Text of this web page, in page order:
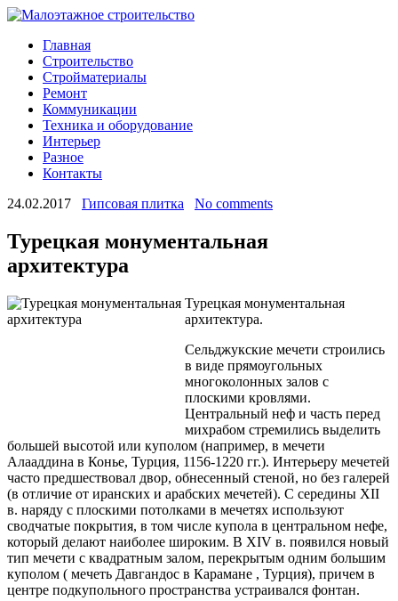
Главная
Строительство
Стройматериалы
Ремонт
Коммуникации
Техника и оборудование
Интерьер
Разное
Контакты
24.02.2017
Гипсовая плитка No comments
Турецкая монументальная
архитектура
Турецкая монументальная
архитектура.
Сельджукские мечети строились
в виде прямоугольных
многоколонных залов с
плоскими кровлями.
Центральный неф и часть перед
михрабом стремились выделить
большей высотой или куполом (например, в мечети
Алааддина в Конье, Турция, 1156-1220 гг.). Интерьеру мечетей
часто предшествовал двор, обнесенный стеной, но без галерей
(в отличие от иранских и арабских мечетей). С середины XII
в. наряду с плоскими потолками в мечетях используют
сводчатые покрытия, в том числе купола в центральном нефе,
который делают наиболее широким. В XIV в. появился новый
тип мечети с квадратным залом, перекрытым одним большим
куполом ( мечеть Давгандос в Карамане , Турция), причем в
центре подкупольного пространства устраивался фонтан.